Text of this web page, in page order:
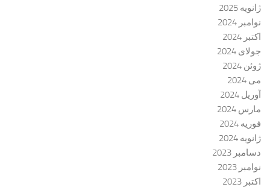
ژانویه 2025
نوامبر 2024
اکتبر 2024
جولای 2024
ژوئن 2024
می 2024
آوریل 2024
مارس 2024
فوریه 2024
ژانویه 2024
دسامبر 2023
نوامبر 2023
اکتبر 2023